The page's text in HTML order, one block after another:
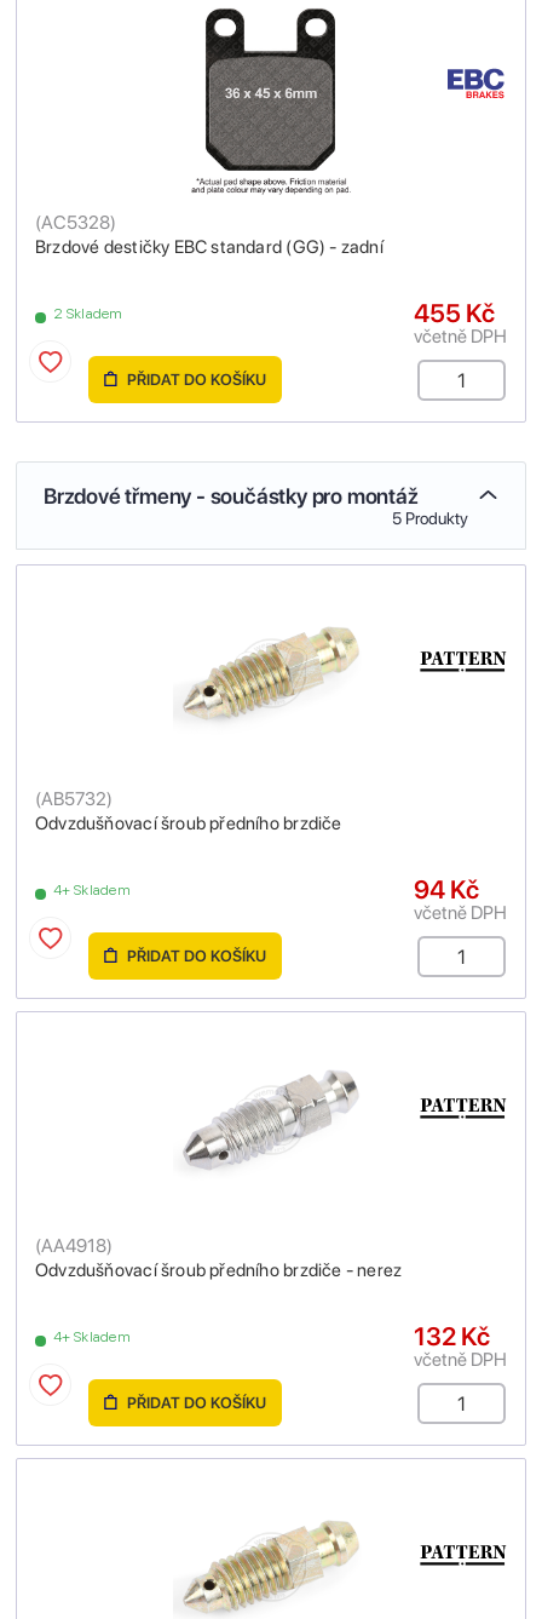
Brzdové destičky EBC standard (GG) - zadní
(AC5328)
2 Skladem 455 Kč
včetně DPH
PŘIDAT DO KOŠÍKU
Brzdové třmeny - součástky pro montáž
5 Produkty
Odvzdušňovací šroub předního brzdiče
(AB5732)
4+ Skladem 94 Kč
včetně DPH
PŘIDAT DO KOŠÍKU
Odvzdušňovací šroub předního brzdiče - nerez
(AA4918)
4+ Skladem 132 Kč
včetně DPH
PŘIDAT DO KOŠÍKU